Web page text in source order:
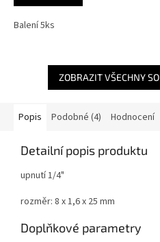
Balení 5ks
ZOBRAZIT VŠECHNY
Popis Podobné (4) Hodnocení
Detailní popis produktu
upnutí 1/4"
rozměr: 8 x 1,6 x 25 mm
Doplňkové parametry